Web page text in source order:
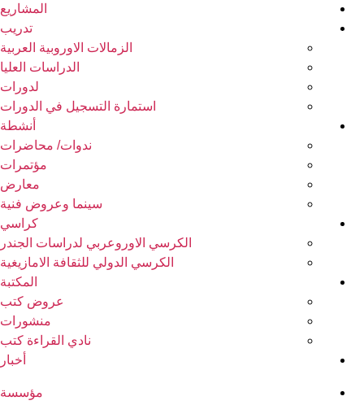
المشاريع
تدريب
الزمالات الاوروبية العربية
الدراسات العليا
لدورات
استمارة التسجيل في الدورات
أنشطة
ندوات/ محاضرات
مؤتمرات
معارض
سينما وعروض فنية
كراسي
الكرسي الاوروعربي لدراسات الجندر
الكرسي الدولي للثقافة الامازيغية
المكتبة
عروض كتب
منشورات
نادي القراءة كتب
أخبار
مؤسسة